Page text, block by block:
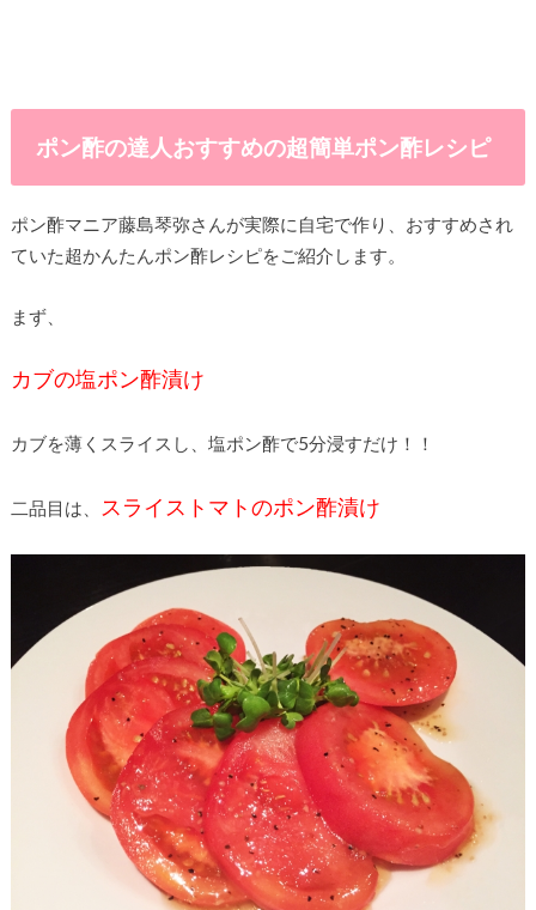
ポン酢の達人おすすめの超簡単ポン酢レシピ
ポン酢マニア藤島琴弥さんが実際に自宅で作り、おすすめされ
ていた超かんたんポン酢レシピをご紹介します。
まず、
カブの塩ポン酢漬け
カブを薄くスライスし、塩ポン酢で5分浸すだけ！！
二品目は、 スライストマトのポン酢漬け